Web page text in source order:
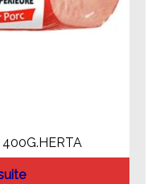
400G.HERTA